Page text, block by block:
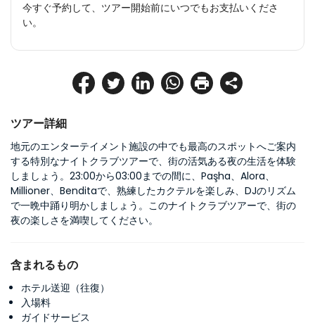
ツアー詳細
地元のエンターテイメント施設の中でも最高のスポットへご案内
する特別なナイトクラブツアーで、街の活気ある夜の生活を体験
しましょう。23:00から03:00までの間に、Paşha、Alora、
Millioner、Benditaで、熟練したカクテルを楽しみ、DJのリズム
で一晩中踊り明かしましょう。このナイトクラブツアーで、街の
夜の楽しさを満喫してください。
含まれるもの
ホテル送迎（往復）
入場料
ガイドサービス
今すぐ予約して、ツアー開始前にいつでもお支払いくださ
い。